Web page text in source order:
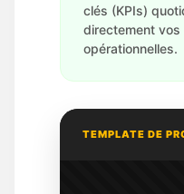
clés (KPIs)
directement vos
opérationnelles.
TEMPLATE DE